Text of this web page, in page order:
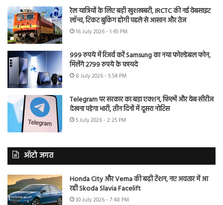
रेल यात्रियों के लिए बड़ी खुशखबरी, IRCTC की नई वेबसाइट
लॉन्च, टिकट बुकिंग होगी पहले से आसान और तेज
16 July 2026 - 1:45 PM
999 रुपये में रिजर्व करें Samsung का नया फोल्डेबल फोन,
मिलेंगे 2799 रुपये के फायदे
8 July 2026 - 5:54 PM
Telegram पर सरकार का बड़ा एक्शन, फिल्में और वेब सीरीज
देखना पड़ेगा भारी, तीन दिनों में दूसरा नोटिस
5 July 2026 - 2:25 PM
ऑटो जगत
Honda City और Verna की बढ़ी टेंशन, नए अवतार में आ
रही Skoda Slavia Facelift
30 July 2026 - 7:48 PM